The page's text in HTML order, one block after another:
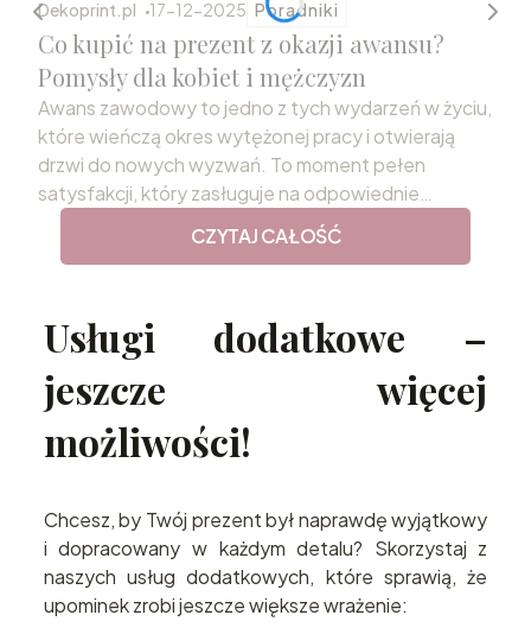
Dekoprint.pl 17-12-2025 Poradniki
Co kupić na prezent z okazji awansu?
Pomysły dla kobiet i mężczyzn
Awans zawodowy to jedno z tych wydarzeń w życiu,
które wieńczą okres wytężonej pracy i otwierają
drzwi do nowych wyzwań. To moment pełen
satysfakcji, który zasługuje na odpowiednie
uczczenie. Wybór podarunku, który odda rangę tej
chwili i przekaże szczere gratulacje, bywa jednak
gestem, ale również trwałą pamiątką sukcesu,
motywującą do dalszego rozwoju.
CZYTAJ CAŁOŚĆ
Usługi dodatkowe –
jeszcze więcej
możliwości!
Chcesz, by Twój prezent był naprawdę wyjątkowy
i dopracowany w każdym detalu? Skorzystaj z
naszych usług dodatkowych, które sprawią, że
upominek zrobi jeszcze większe wrażenie: